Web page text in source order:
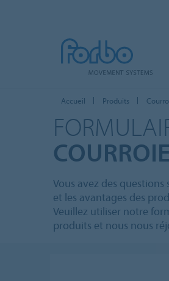
Accueil Produits
Vous avez des questions
et les avantages des
Veuillez utiliser notre
produits et nous nous